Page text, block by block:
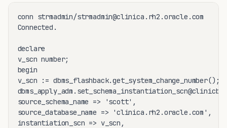
conn strmadmin/strmadmin@clinica.rh2.oracle.com
Connected.
declare
v_scn number;
begin
v_scn := dbms_flashback.get_system_change_number();
source_schema_name => 'scott',
source_database_name => 'clinica.rh2.oracle.com',
instantiation_scn => v_scn,